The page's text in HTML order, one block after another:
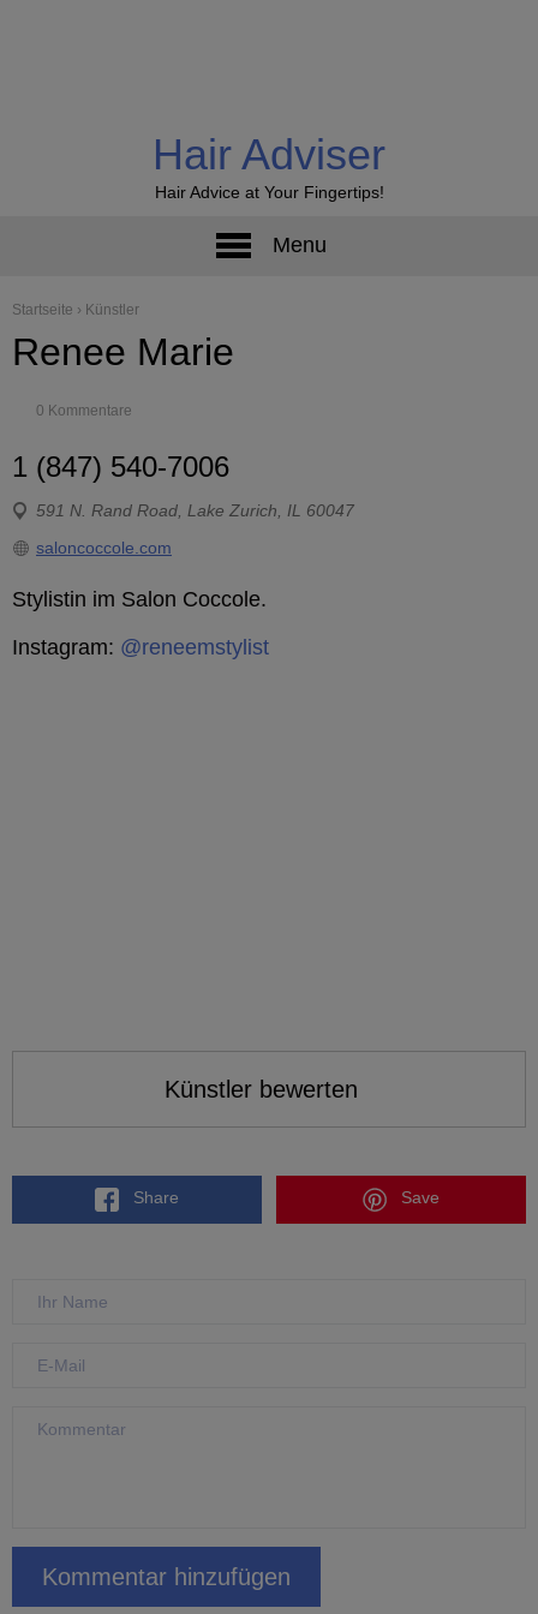
Hair Adviser
Hair Advice at Your Fingertips!
Menu
Startseite › Künstler
Renee Marie
0 Kommentare
1 (847) 540-7006
591 N. Rand Road, Lake Zurich, IL 60047
saloncoccole.com
Stylistin im Salon Coccole.
Instagram: @reneemstylist
Künstler bewerten
Share Save